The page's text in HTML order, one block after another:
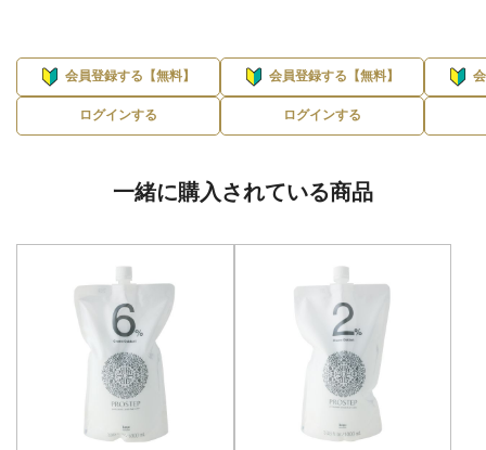
会員登録する【無料】
ログインする
会員登録する【無料】
ログインする
一緒に購入されている商品